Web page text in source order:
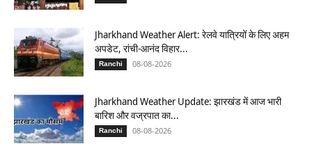
Jharkhand Weather Alert: रेलवे यात्रियों के लिए अहम
अपडेट, रांची-आनंद विहार...
Ranchi 08-08-2026
Jharkhand Weather Update: झारखंड में आज भारी
बारिश और वज्रपात का...
Ranchi 08-08-2026